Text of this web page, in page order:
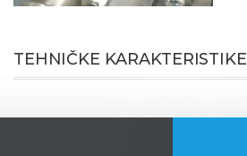
TEHNIČKE KARAKTERISTIKE